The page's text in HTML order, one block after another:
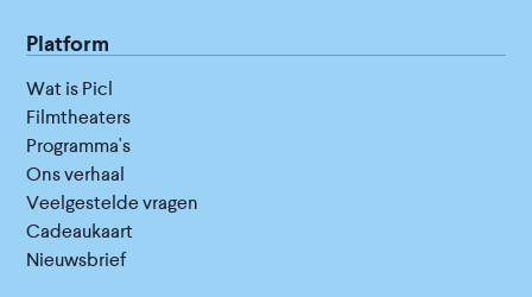
Platform
Wat is Picl
Filmtheaters
Programma's
Ons verhaal
Veelgestelde vragen
Cadeaukaart
Nieuwsbrief